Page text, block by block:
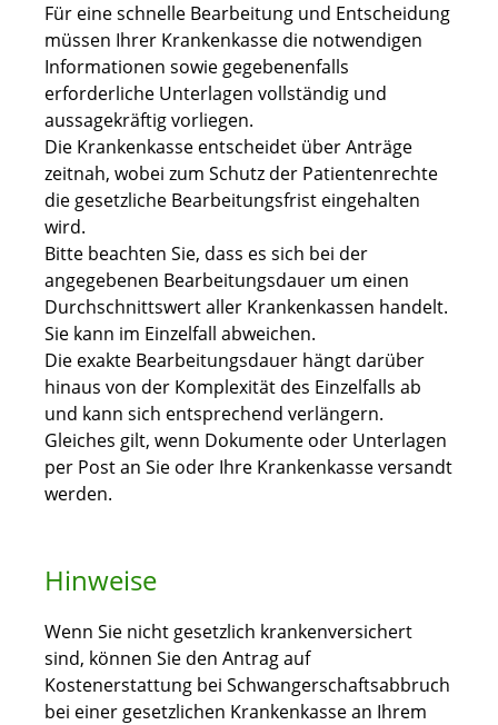
Für eine schnelle Bearbeitung und Entscheidung
müssen Ihrer Krankenkasse die notwendigen
Informationen sowie gegebenenfalls
erforderliche Unterlagen vollständig und
aussagekräftig vorliegen.
Die Krankenkasse entscheidet über Anträge
zeitnah, wobei zum Schutz der Patientenrechte
die gesetzliche Bearbeitungsfrist eingehalten
wird.
Bitte beachten Sie, dass es sich bei der
angegebenen Bearbeitungsdauer um einen
Durchschnittswert aller Krankenkassen handelt.
Sie kann im Einzelfall abweichen.
Die exakte Bearbeitungsdauer hängt darüber
hinaus von der Komplexität des Einzelfalls ab
und kann sich entsprechend verlängern.
Gleiches gilt, wenn Dokumente oder Unterlagen
per Post an Sie oder Ihre Krankenkasse versandt
werden.
Hinweise
Wenn Sie nicht gesetzlich krankenversichert
sind, können Sie den Antrag auf
Kostenerstattung bei Schwangerschaftsabbruch
bei einer gesetzlichen Krankenkasse an Ihrem